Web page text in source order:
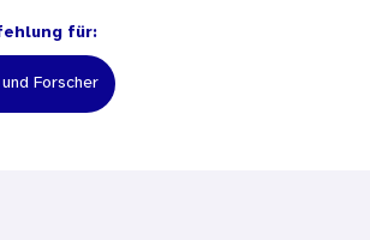
für:
Forscher